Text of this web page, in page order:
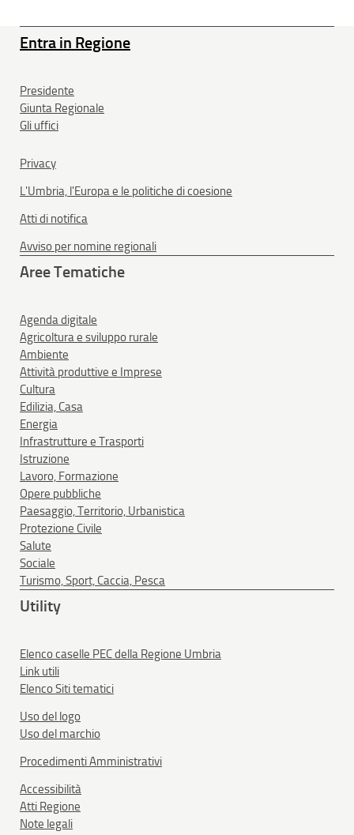
Entra in Regione
Presidente
Giunta Regionale
Gli uffici
Privacy
L'Umbria, l'Europa e le politiche di coesione
Atti di notifica
Avviso per nomine regionali
Aree Tematiche
Agenda digitale
Agricoltura e sviluppo rurale
Ambiente
Attività produttive e Imprese
Cultura
Edilizia, Casa
Energia
Infrastrutture e Trasporti
Istruzione
Lavoro, Formazione
Opere pubbliche
Paesaggio, Territorio, Urbanistica
Protezione Civile
Salute
Sociale
Turismo, Sport, Caccia, Pesca
Utility
Elenco caselle PEC della Regione Umbria
Link utili
Elenco Siti tematici
Uso del logo
Uso del marchio
Procedimenti Amministrativi
Accessibilità
Atti Regione
Note legali